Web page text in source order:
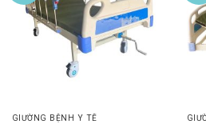
GIƯỜNG BỆNH Y TẾ